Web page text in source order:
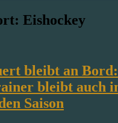
Eishockey
bleibt an Bord:
bleibt auch
Saison